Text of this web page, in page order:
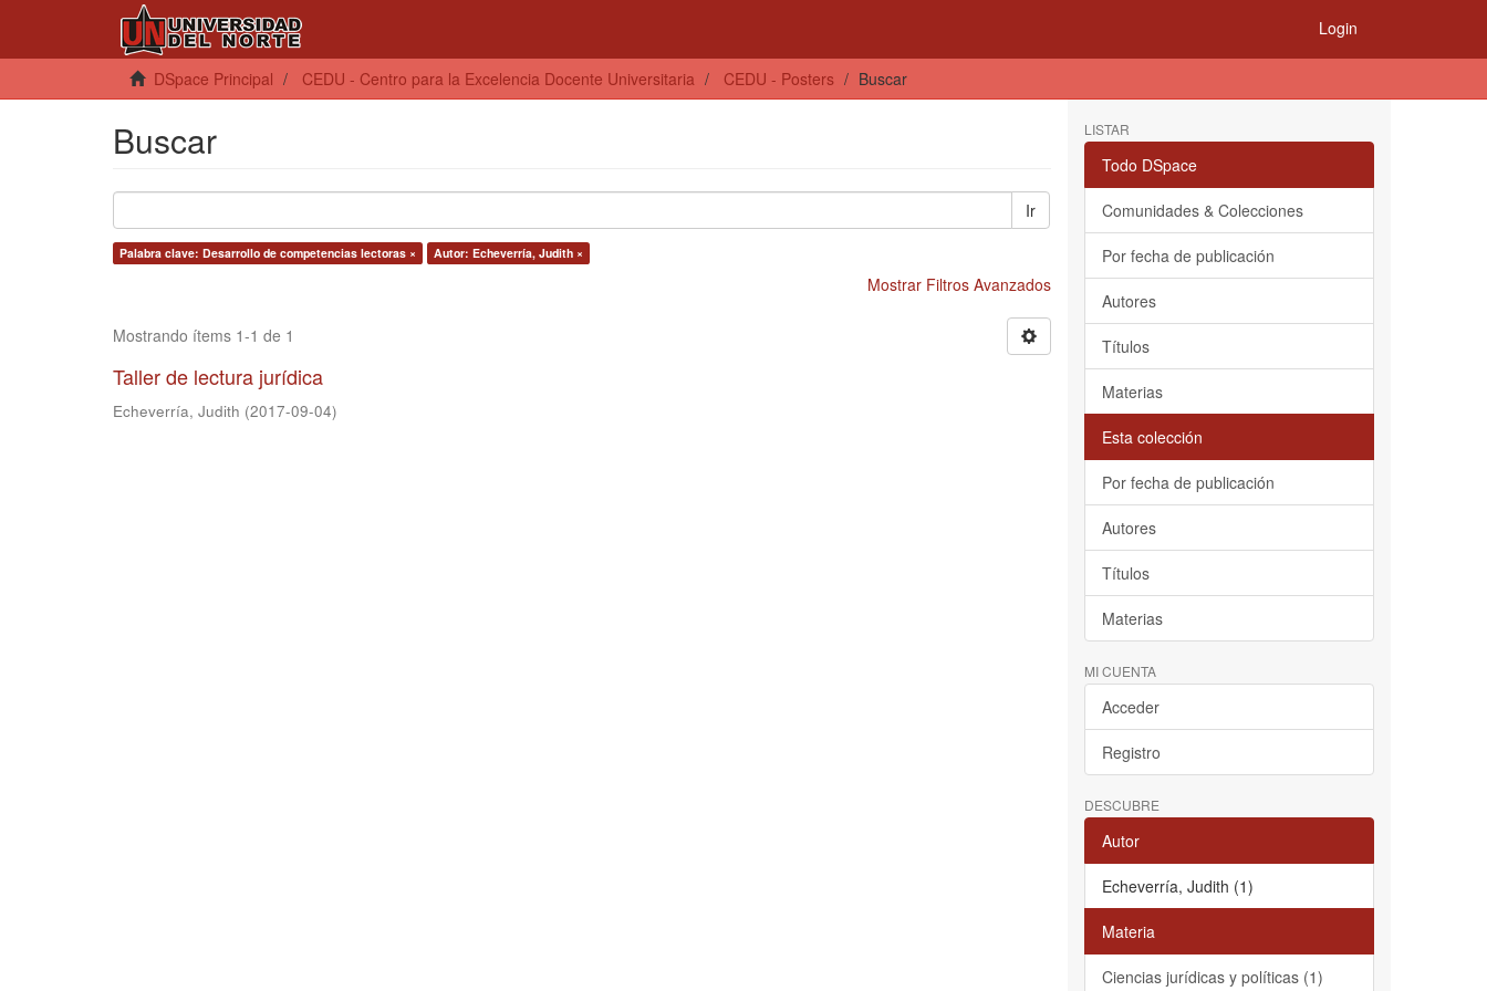
Login
DSpace Principal CEDU - Centro para la Excelencia Docente Universitaria CEDU - Posters Buscar
Buscar
Ir
Palabra clave: Desarrollo de competencias lectoras × Autor: Echeverría, Judith ×
Mostrar Filtros Avanzados
Mostrando ítems 1-1 de 1
Taller de lectura jurídica
Echeverría, Judith (2017-09-04)
LISTAR
Todo DSpace
Comunidades & Colecciones
Por fecha de publicación
Autores
Títulos
Materias
Esta colección
Por fecha de publicación
Autores
Títulos
Materias
MI CUENTA
Acceder
Registro
DESCUBRE
Autor
Echeverría, Judith (1)
Materia
Ciencias jurídicas y políticas (1)